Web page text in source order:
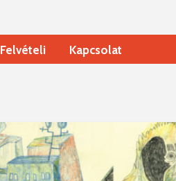
Felvételi Kapcsolat